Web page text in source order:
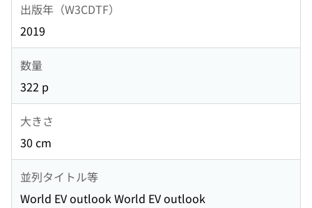
出版年（W3CDTF）
2019
数量
322 p
大きさ
30 cm
並列タイトル等
World EV outlook World EV outlook